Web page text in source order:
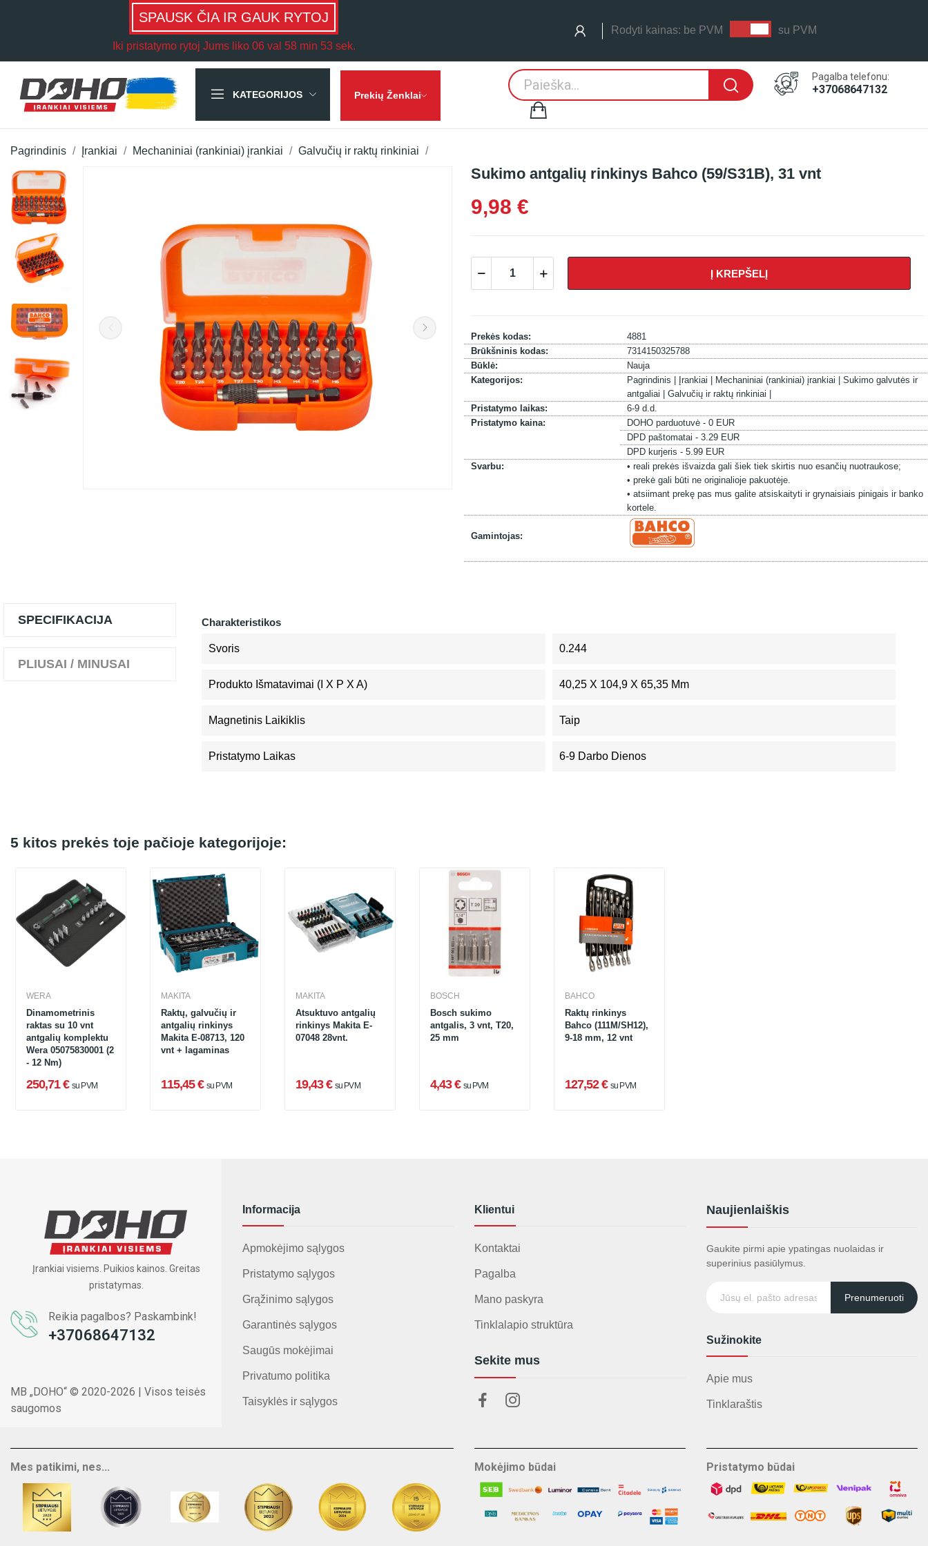
SPAUSK ČIA IR GAUK RYTOJ
Iki pristatymo rytoj Jums liko 06 val 58 min 53 sek.
Rodyti kainas: be PVM su PVM
KATEGORIJOS Prekių Ženklai
Pagalba telefonu:
+37068647132
Pagrindinis Įrankiai Mechaniniai (rankiniai) įrankiai Galvučių ir raktų rinkiniai
Sukimo antgalių rinkinys Bahco (59/S31B), 31 vnt
9,98 €
Į KREPŠELĮ
Prekės kodas:
4881
Brūkšninis kodas:
7314150325788
Būklė:
Nauja
Kategorijos:
Pagrindinis | Įrankiai | Mechaniniai (rankiniai) įrankiai | Sukimo galvutės ir
antgaliai | Galvučių ir raktų rinkiniai |
Pristatymo laikas:
6-9 d.d.
Pristatymo kaina:
DOHO parduotuvė - 0 EUR
DPD paštomatai - 3.29 EUR
DPD kurjeris - 5.99 EUR
Svarbu:
• reali prekės išvaizda gali šiek tiek skirtis nuo esančių nuotraukose;
• prekė gali būti ne originalioje pakuotėje.
• atsiimant prekę pas mus galite atsiskaityti ir grynaisiais pinigais ir banko
kortele.
Gamintojas:
SPECIFIKACIJA
PLIUSAI / MINUSAI
Charakteristikos
Svoris 0.244
Produkto Išmatavimai (I X P X A) 40,25 X 104,9 X 65,35 Mm
Magnetinis Laikiklis Taip
Pristatymo Laikas 6-9 Darbo Dienos
5 kitos prekės toje pačioje kategorijoje:
WERA
Dinamometrinis
raktas su 10 vnt
antgalių komplektu
Wera 05075830001 (2
- 12 Nm)
250,71 € su PVM
MAKITA
Raktų, galvučių ir
antgalių rinkinys
Makita E-08713, 120
vnt + lagaminas
115,45 € su PVM
MAKITA
Atsuktuvo antgalių
rinkinys Makita E-
07048 28vnt.
19,43 € su PVM
BOSCH
Bosch sukimo
antgalis, 3 vnt, T20,
25 mm
4,43 € su PVM
BAHCO
Raktų rinkinys
Bahco (111M/SH12),
9-18 mm, 12 vnt
127,52 € su PVM
Įrankiai visiems. Puikios kainos. Greitas
pristatymas.
Reikia pagalbos? Paskambink!
+37068647132
MB „DOHO“ © 2020-2026 | Visos teisės
saugomos
Informacija
Apmokėjimo sąlygos
Pristatymo sąlygos
Grąžinimo sąlygos
Garantinės sąlygos
Saugūs mokėjimai
Privatumo politika
Taisyklės ir sąlygos
Klientui
Kontaktai
Pagalba
Mano paskyra
Tinklalapio struktūra
Sekite mus
Naujienlaiškis
Gaukite pirmi apie ypatingas nuolaidas ir
superinius pasiūlymus.
Prenumeruoti
Sužinokite
Apie mus
Tinklaraštis
Mes patikimi, nes... Mokėjimo būdai Pristatymo būdai